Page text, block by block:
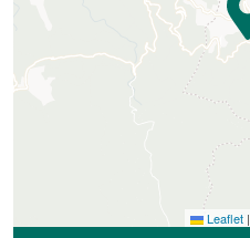
Leaflet |